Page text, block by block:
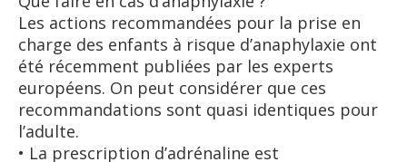
Les actions recommandées pour la prise en
charge des enfants à risque d’anaphylaxie ont
été récemment publiées par les experts
européens. On peut considérer que ces
recommandations sont quasi identiques pour
l’adulte.
• La prescription d’adrénaline est